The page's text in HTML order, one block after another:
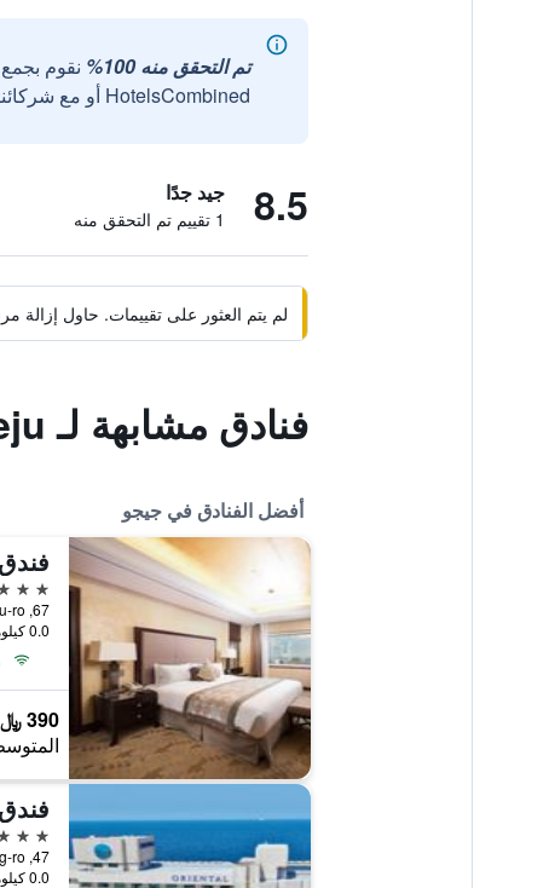
تم التحقق منه 100%
نقوم
HotelsCombined أو مع شركائنا الخارجيين الموثوقين.
8.5 جيد جدًا
1 تقييم تم التحقق منه
لم يتم العثور على تقييمات. حاول
فنادق مشابهة لـ Hanulland Jeju
أفضل الفنادق في جيجو
5 نجوم
67, Sammu-ro, جيجو, كوريا الجنوبية
0.0 كيلومتر عن وسط المدينة
390 ﷼
5 نجوم
47, Tapdong-ro, جيجو, كوريا الجنوبية
0.0 كيلومتر عن وسط المدينة